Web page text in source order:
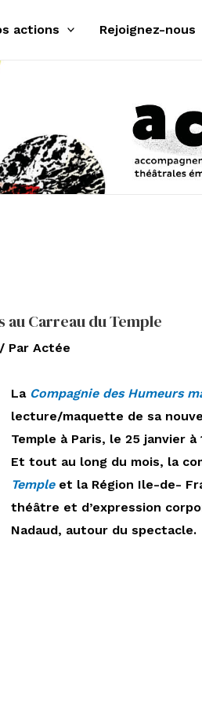
actions Rejoignez-nous
au Carreau du Temple
/ Par Actée
La Compagnie des Humeurs
lecture/maquette de sa
Temple à Paris, le 25 janvier à
Et tout au long du mois, la
Templeet la Région Ile-de-
théâtre et d’expression
Nadaud, autour du spectacle.